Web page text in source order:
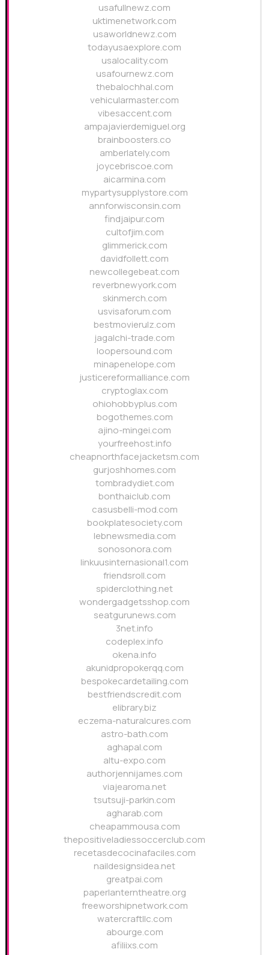
usafullnewz.com
uktimenetwork.com
usaworldnewz.com
todayusaexplore.com
usalocality.com
usafournewz.com
thebalochhal.com
vehicularmaster.com
vibesaccent.com
ampajavierdemiguel.org
brainboosters.co
amberlately.com
joycebriscoe.com
aicarmina.com
mypartysupplystore.com
annforwisconsin.com
findjaipur.com
cultofjim.com
glimmerick.com
davidfollett.com
newcollegebeat.com
reverbnewyork.com
skinmerch.com
usvisaforum.com
bestmovierulz.com
jagalchi-trade.com
loopersound.com
minapenelope.com
justicereformalliance.com
cryptoglax.com
ohiohobbyplus.com
bogothemes.com
ajino-mingei.com
yourfreehost.info
cheapnorthfacejacketsm.com
gurjoshhomes.com
tombradydiet.com
bonthaiclub.com
casusbelli-mod.com
bookplatesociety.com
lebnewsmedia.com
sonosonora.com
linkuusinternasional1.com
friendsroll.com
spiderclothing.net
wondergadgetsshop.com
seatgurunews.com
3net.info
codeplex.info
okena.info
akunidpropokerqq.com
bespokecardetailing.com
bestfriendscredit.com
elibrary.biz
eczema-naturalcures.com
astro-bath.com
aghapal.com
altu-expo.com
authorjennijames.com
viajearoma.net
tsutsuji-parkin.com
agharab.com
cheapammousa.com
thepositiveladiessoccerclub.com
recetasdecocinafaciles.com
naildesignsidea.net
greatpai.com
paperlanterntheatre.org
freeworshipnetwork.com
watercraftllc.com
abourge.com
afiliixs.com